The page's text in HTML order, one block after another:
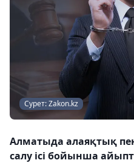
Сурет: Zakon.kz
Алматыда алаяқтық
салу ісі бойынша